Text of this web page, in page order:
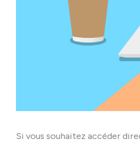
Si vous souhaitez accéder